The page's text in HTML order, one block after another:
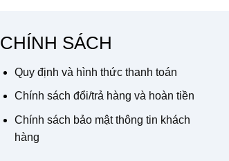
CHÍNH SÁCH
Quy định và hình thức thanh toán
Chính sách đổi/trả hàng và hoàn tiền
Chính sách bảo mật thông tin khách
hàng